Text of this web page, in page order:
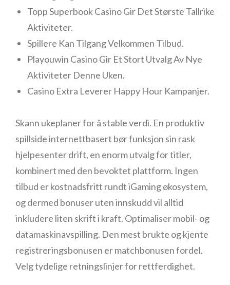
Topp Superbook Casino Gir Det Største Tallrike
Aktiviteter.
Spillere Kan Tilgang Velkommen Tilbud.
Playouwin Casino Gir Et Stort Utvalg Av Nye
Aktiviteter Denne Uken.
Casino Extra Leverer Happy Hour Kampanjer.
Skann ukeplaner for å stable verdi. En produktiv
spillside internettbasert bør funksjon sin rask
hjelpesenter drift, en enorm utvalg for titler,
kombinert med den bevoktet plattform. Ingen
tilbud er kostnadsfritt rundt iGaming økosystem,
og dermed bonuser uten innskudd vil alltid
inkludere liten skrift i kraft. Optimaliser mobil- og
datamaskinavspilling. Den mest brukte og kjente
registreringsbonusen er matchbonusen fordel.
Velg tydelige retningslinjer for rettferdighet.